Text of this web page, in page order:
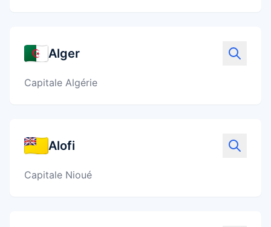
Alger
Capitale Algérie
Alofi
Capitale Nioué